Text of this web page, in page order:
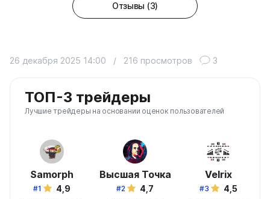
Отзывы (3)
26 декабря 2025 14:00 / 216 просмотров 3
ТОП-3 трейдеры
Лучшие трейдеры на основании оценок пользователей
Samorph
#1
4,9
Высшая Точка
#2
4,7
Velrix
#3
4,5